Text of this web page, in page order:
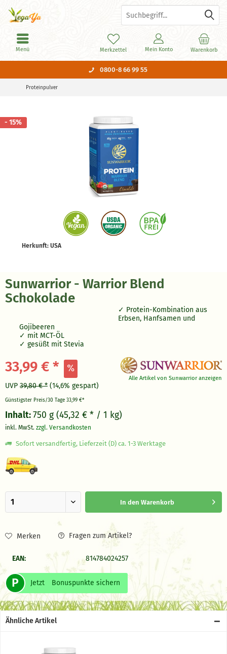
0800-8 66 99 55
Warenkorb
Merkzettel Mein Konto
Menü
Proteinpulver
- 15%
Herkunft: USA
Sunwarrior - Warrior Blend
Schokolade
Protein-Kombination aus
Erbsen, Hanfsamen und
Gojibeeren
mit MCT-ÖL
gesüßt mit Stevia
Alle Artikel von Sunwarrior anzeigen
33,99 € *
UVP 39,80 € * (14,6% gespart)
Günstigster Preis/30 Tage 33,99 €*
Inhalt:750 g (45,32 € * / 1 kg)
inkl. MwSt. zzgl. Versandkosten
Sofort versandfertig, Lieferzeit (D) ca. 1-3 Werktage
In den Warenkorb
Merken Fragen zum Artikel?
EAN: 814784024257
P Jetzt Bonuspunkte sichern
Ähnliche Artikel